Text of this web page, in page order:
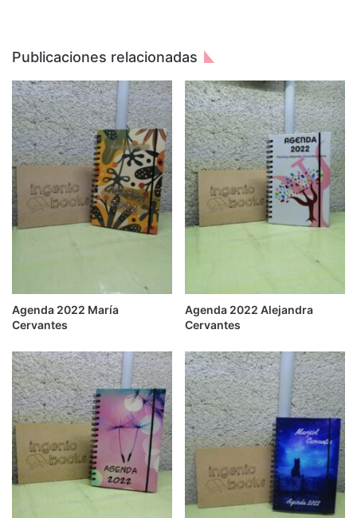
Publicaciones relacionadas
Agenda 2022 María
Cervantes
Agenda 2022 Alejandra
Cervantes